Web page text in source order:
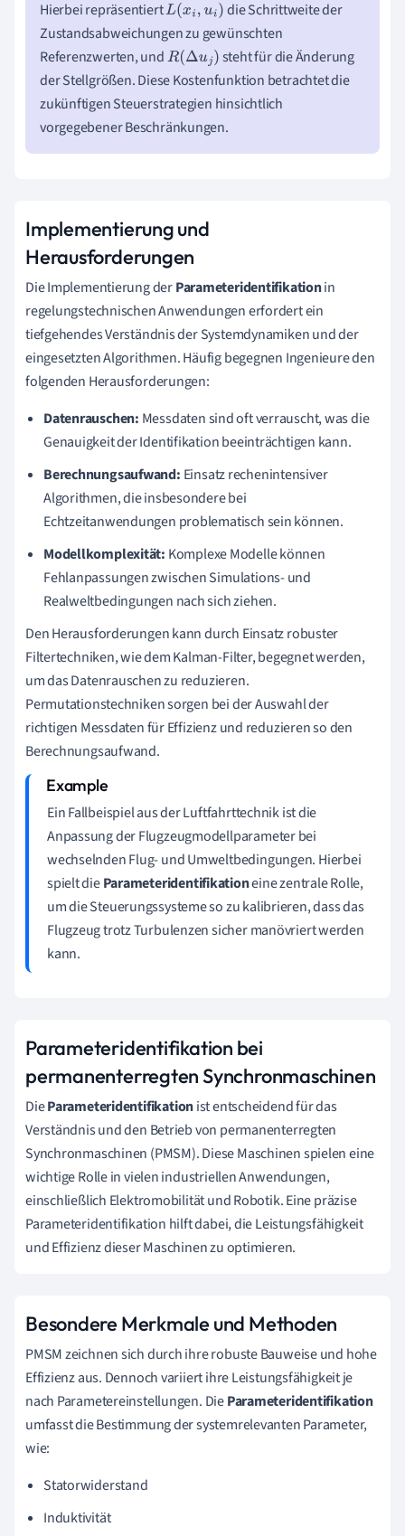
Hierbei repräsentiertL(xi,ui)
die Schrittweite der
Zustandsabweichungen zu gewünschten
Referenzwerten, undR(Δuj)
steht für die Änderung
der Stellgrößen. Diese Kostenfunktion betrachtet die
zukünftigen Steuerstrategien hinsichtlich
vorgegebener Beschränkungen.
Implementierung und
Herausforderungen
Die Implementierung derParameteridentifikationin
regelungstechnischen Anwendungen erfordert ein
tiefgehendes Verständnis der Systemdynamiken und der
eingesetzten Algorithmen. Häufig begegnen Ingenieure den
folgenden Herausforderungen:
Datenrauschen: Messdaten sind oft verrauscht, was die
Genauigkeit der Identifikation beeinträchtigen kann.
Berechnungsaufwand: Einsatz rechenintensiver
Algorithmen, die insbesondere bei
Echtzeitanwendungen problematisch sein können.
Modellkomplexität: Komplexe Modelle können
Fehlanpassungen zwischen Simulations- und
Realweltbedingungen nach sich ziehen.
Den Herausforderungen kann durch Einsatz robuster
Filtertechniken, wie dem Kalman-Filter, begegnet werden,
um das Datenrauschen zu reduzieren.
Permutationstechniken sorgen bei der Auswahl der
richtigen Messdaten für Effizienz und reduzieren so den
Berechnungsaufwand.
Ein Fallbeispiel aus der Luftfahrttechnik ist die
Anpassung der Flugzeugmodellparameter bei
wechselnden Flug- und Umweltbedingungen. Hierbei
spielt dieParameteridentifikationeine zentrale Rolle,
um die Steuerungssysteme so zu kalibrieren, dass das
Flugzeug trotz Turbulenzen sicher manövriert werden
kann.
Parameteridentifikation bei
permanenterregten Synchronmaschinen
DieParameteridentifikationist entscheidend für das
Verständnis und den Betrieb von permanenterregten
Synchronmaschinen (PMSM). Diese Maschinen spielen eine
wichtige Rolle in vielen industriellen Anwendungen,
einschließlich Elektromobilität und Robotik. Eine präzise
Parameteridentifikation hilft dabei, die Leistungsfähigkeit
und Effizienz dieser Maschinen zu optimieren.
Besondere Merkmale und Methoden
PMSM zeichnen sich durch ihre robuste Bauweise und hohe
Effizienz aus. Dennoch variiert ihre Leistungsfähigkeit je
nach Parametereinstellungen. DieParameteridentifikation
umfasst die Bestimmung der systemrelevanten Parameter,
wie:
Statorwiderstand
Induktivität